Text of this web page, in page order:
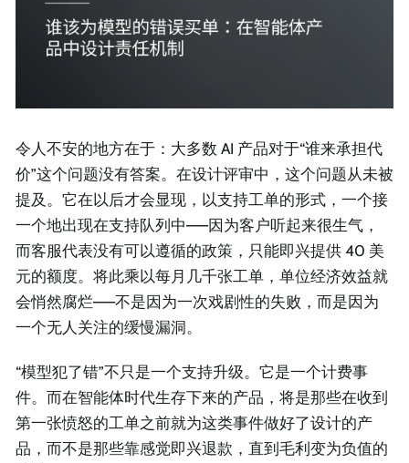
令人不安的地方在于：大多数 AI 产品对于“谁来承担代
价”这个问题没有答案。在设计评审中，这个问题从未被
提及。它在以后才会显现，以支持工单的形式，一个接
一个地出现在支持队列中——因为客户听起来很生气，
而客服代表没有可以遵循的政策，只能即兴提供 40 美
元的额度。将此乘以每月几千张工单，单位经济效益就
会悄然腐烂——不是因为一次戏剧性的失败，而是因为
一个无人关注的缓慢漏洞。
“模型犯了错”不只是一个支持升级。它是一个计费事
件。而在智能体时代生存下来的产品，将是那些在收到
第一张愤怒的工单之前就为这类事件做好了设计的产
品，而不是那些靠感觉即兴退款，直到毛利变为负值的